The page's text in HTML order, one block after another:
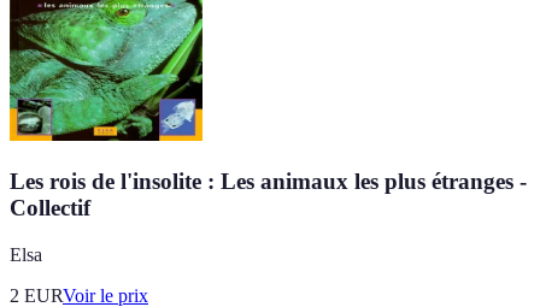
Les rois de l'insolite : Les animaux les plus étranges -
Collectif
Elsa
2 EURVoir le prix